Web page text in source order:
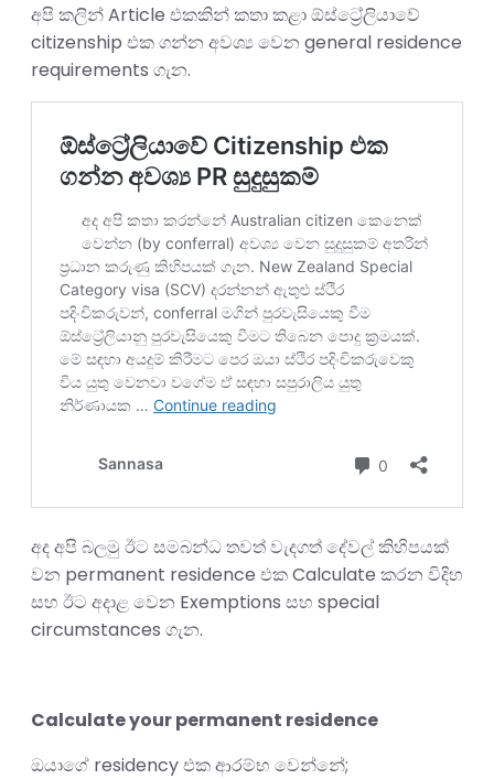
අපි කලින් Article එකකින් කතා කළා ඕස්ට්‍රේලියාවේ
citizenship එක ගන්න අවශ්‍ය වෙන general residence
requirements ගැන.
අද අපි බලමු ඊට සමබන්ධ තවත් වැදගත් දේවල් කිහිපයක්
වන permanent residence එක Calculate කරන විදිහ
සහ ඊට අදාළ වෙන Exemptions සහ special
circumstances ගැන.
Calculate your permanent residence
ඔයාගේ residency එක ආරම්භ වෙන්නේ;